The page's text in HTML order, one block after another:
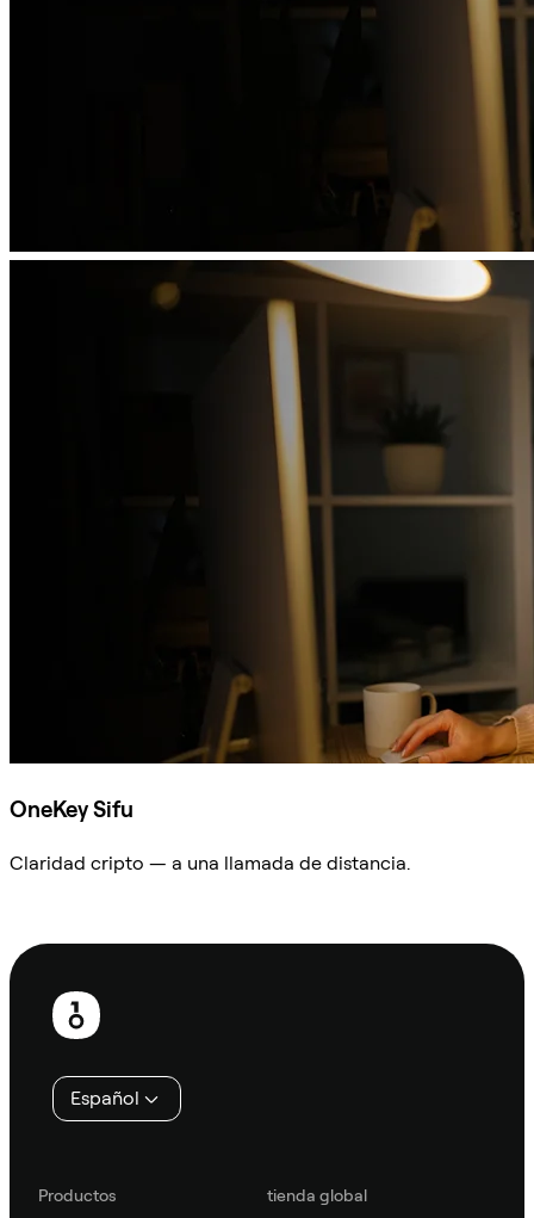
OneKey Sifu
Claridad cripto — a una llamada de distancia.
Pie
página
Español
Productos
tienda global